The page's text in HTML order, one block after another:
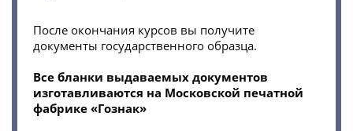
После окончания курсов вы получите
документы государственного образца.
Все бланки выдаваемых документов
изготавливаются на Московской печатной
фабрике «Гознак»